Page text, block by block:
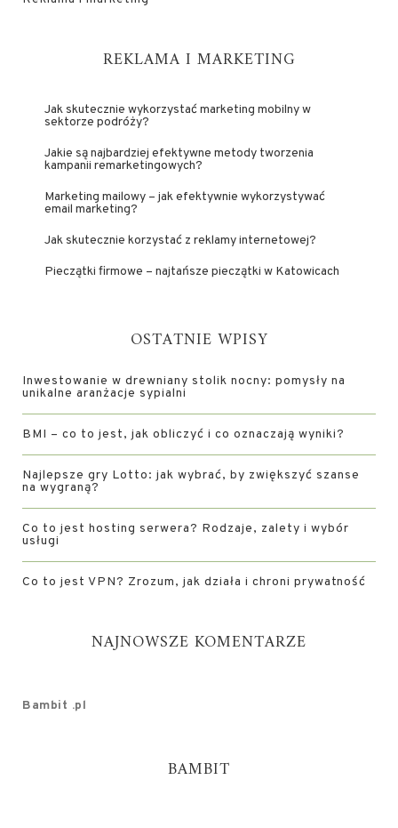
REKLAMA I MARKETING
Jak skutecznie wykorzystać marketing mobilny w
sektorze podróży?
Jakie są najbardziej efektywne metody tworzenia
kampanii remarketingowych?
Marketing mailowy – jak efektywnie wykorzystywać
email marketing?
Jak skutecznie korzystać z reklamy internetowej?
Pieczątki firmowe – najtańsze pieczątki w Katowicach
OSTATNIE WPISY
Inwestowanie w drewniany stolik nocny: pomysły na
unikalne aranżacje sypialni
BMI – co to jest, jak obliczyć i co oznaczają wyniki?
Najlepsze gry Lotto: jak wybrać, by zwiększyć szanse
na wygraną?
Co to jest hosting serwera? Rodzaje, zalety i wybór
usługi
Co to jest VPN? Zrozum, jak działa i chroni prywatność
NAJNOWSZE KOMENTARZE
Bambit .pl
BAMBIT